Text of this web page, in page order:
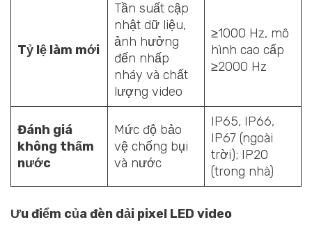
Tỷ lệ làm mới
Tần suất cập
nhật dữ liệu,
ảnh hưởng
đến nhấp
nháy và chất
lượng video
≥1000 Hz, mô
hình cao cấp
≥2000 Hz
Đánh giá
không thấm
nước
Mức độ bảo
vệ chống bụi
và nước
IP65, IP66,
IP67 (ngoài
trời); IP20
(trong nhà)
Ưu điểm của đèn dải pixel LED video